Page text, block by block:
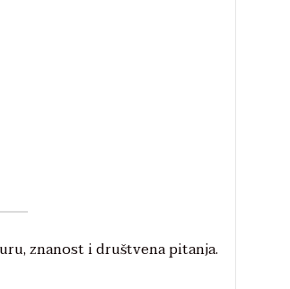
znanost i društvena pitanja.